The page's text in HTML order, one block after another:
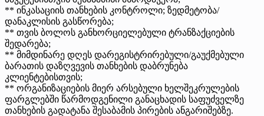
** ინკასაციის თანხების კონტროლი; ზედმეტობა/
დანაკლისის გასწორება;
** თვის ბოლოს განხორციელებული ტრანზაქციების
შედარება;
** მიმდინარე დღეს დარეგისტრირებული/გაუქმებული
ბარათის დაზღვევის თანხების დაბრუნება
კლიენტებისთვის;
** ორგანიზაციების მიერ არსებული ხელშეკრულების
ფარგლებში წარმოდგენილი განაცხადის საფუძველზე
თანხების გადატანა შესაბამის პირების ანგარიშებზე.